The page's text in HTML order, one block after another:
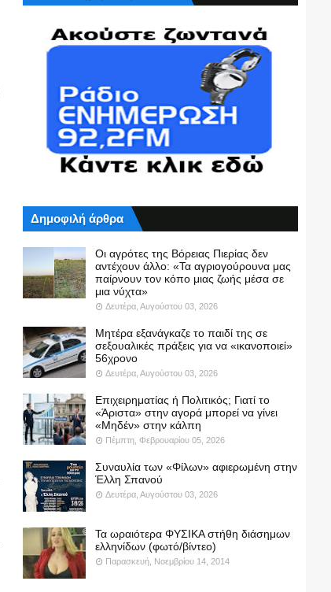
Δημοφιλή άρθρα
Οι αγρότες της Βόρειας Πιερίας δεν
αντέχουν άλλο: «Τα αγριογούρουνα μας
παίρνουν τον κόπο μιας ζωής μέσα σε
μια νύχτα»
Δευτέρα, Αυγούστου 03, 2026
Μητέρα εξανάγκαζε το παιδί της σε
σεξουαλικές πράξεις για να «ικανοποιεί»
56χρονο
Δευτέρα, Αυγούστου 03, 2026
Επιχειρηματίας ή Πολιτικός; Γιατί το
«Άριστα» στην αγορά μπορεί να γίνει
«Μηδέν» στην κάλπη
Πέμπτη, Φεβρουαρίου 05, 2026
Συναυλία των «Φίλων» αφιερωμένη στην
Έλλη Σπανού
Δευτέρα, Αυγούστου 03, 2026
Τα ωραιότερα ΦΥΣΙΚΑ στήθη διάσημων
ελληνίδων (φωτό/βίντεο)
Παρασκευή, Νοεμβρίου 14, 2014